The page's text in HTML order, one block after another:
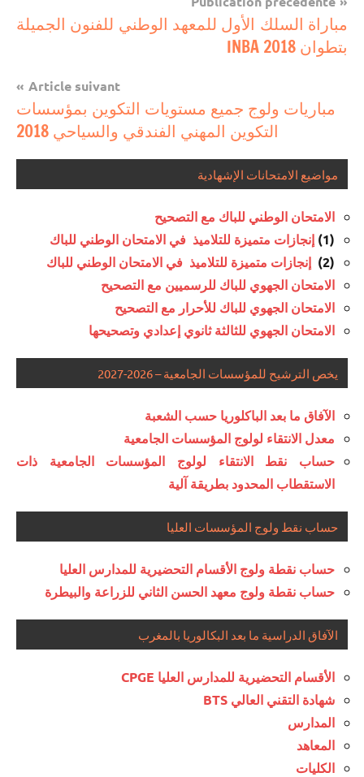
مستجدات
تربويةde
l’article
مباراة السلك الأول للمعهد الوطني للفنون الجميلة
بتطوان INBA 2018
Article suivant
مباريات ولوج جميع مستويات التكوين بمؤسسات
التكوين المهني الفندقي والسياحي 2018
مواضيع الامتحانات الإشهادية
الامتحان الوطني للباك مع التصحيح
(1)
إنجازات متميزة للتلاميذ في الامتحان الوطني للباك
(2)
إنجازات متميزة للتلاميذ في الامتحان الوطني للباك
الامتحان الجهوي للباك للرسميين مع التصحيح
الامتحان الجهوي للباك للأحرار مع التصحيح
الامتحان الجهوي للثالثة ثانوي إعدادي وتصحيحها
يخص الترشيح للمؤسسات الجامعية – 2026-2027
الآفاق ما بعد الباكلوريا حسب الشعبة
معدل الانتقاء لولوج المؤسسات الجامعية
حساب نقط الانتقاء لولوج المؤسسات الجامعية ذات
الاستقطاب المحدود بطريقة آلية
حساب نقط ولوج المؤسسات العليا
حساب نقطة ولوج الأقسام التحضيرية للمدارس العليا
حساب نقطة ولوج معهد الحسن الثاني للزراعة والبيطرة
الآفاق الدراسية ما بعد البكالوريا بالمغرب
الأقسام التحضيرية للمدارس العليا CPGE
شهادة التقني العالي BTS
المدارس
المعاهد
الكليات